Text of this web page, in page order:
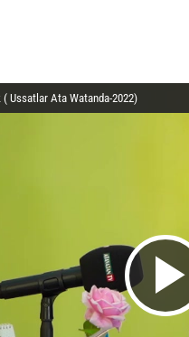
( Ussatlar Ata Watanda-2022)